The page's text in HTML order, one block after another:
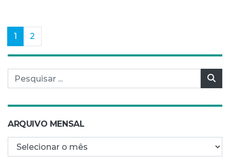
1 (current)
2
Pesquisar por:
ARQUIVO MENSAL
Arquivo mensal